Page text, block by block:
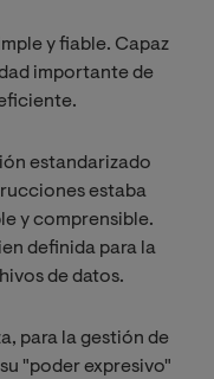
y fiable. Capaz
importante de
estandarizado
estaba
y comprensible.
definida para la
de datos.
para la gestión de
"poder expresivo"